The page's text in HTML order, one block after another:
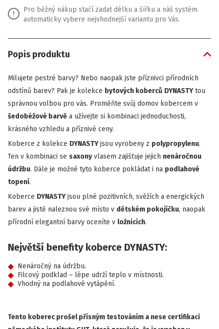
Pro běžný nákup stačí zadat délku a šířku a náš systém
automaticky vybere nejvhodnejší variantu pro Vás.
Popis produktu
Milujete pestré barvy? Nebo naopak jste příznivci přírodních
odstínů barev? Pak je kolekce bytových koberců DYNASTYtou
správnou volbou pro vás. Proměňte svůj domov kobercem v
šedobéžové barvě a užívejte si kombinaci jednoduchosti,
krásného vzhledu a příznivé ceny.
Koberce z kolekce DYNASTYjsou vyrobeny z polypropylenu.
Ten v kombinaci se saxonyvlasem zajišťuje jejich nenáročnou
údržbu. Dále je možné tyto koberce pokládat i na podlahové
topení.
Koberce DYNASTYjsou plné pozitivních, svěžích a energických
barev a jistě naleznou své místo v dětském pokojíčku, naopak
přírodní elegantní barvy oceníte v ložnicích.
Největší benefity koberce DYNASTY:
Nenáročný na údržbu.
Filcový podklad – lépe udrží teplo v místnosti.
Vhodný na podlahové vytápění.
Tento koberec prošel přísným testováním a nese certifikaci